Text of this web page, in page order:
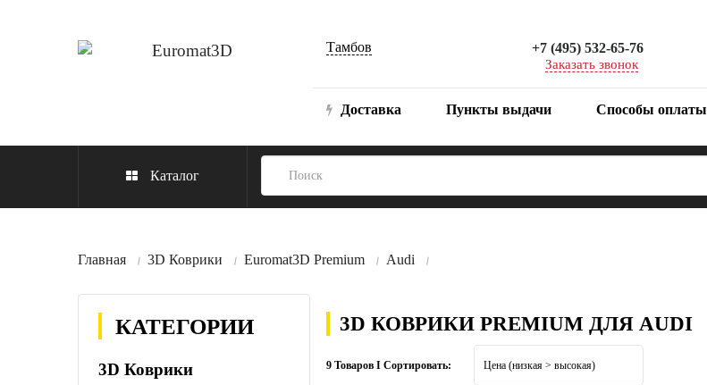
Тамбов +7 (495) 532-65-76
Заказать звонок
Доставка Пункты выдачи Способы оплаты
Каталог
Главная 3D Коврики Euromat3D Premium Audi
КАТЕГОРИИ
3D Коврики
3D КОВРИКИ PREMIUM ДЛЯ AUDI
9 Товаров I Сортировать: